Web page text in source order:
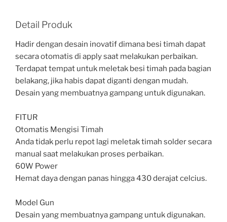
Detail Produk
Hadir dengan desain inovatif dimana besi timah dapat
secara otomatis di apply saat melakukan perbaikan.
Terdapat tempat untuk meletak besi timah pada bagian
belakang, jika habis dapat diganti dengan mudah.
Desain yang membuatnya gampang untuk digunakan.
FITUR
Otomatis Mengisi Timah
Anda tidak perlu repot lagi meletak timah solder secara
manual saat melakukan proses perbaikan.
60W Power
Hemat daya dengan panas hingga 430 derajat celcius.
Model Gun
Desain yang membuatnya gampang untuk digunakan.